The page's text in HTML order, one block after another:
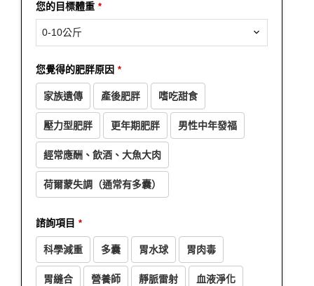
您的目標體重 *
0-10公斤
您覺得的肥胖原因 *
家族遺傳 產後肥胖 嗜吃甜食
壓力型肥胖 更年期肥胖 男性中年發福
經常應酬、飲酒、大魚大肉
荷爾蒙失調（通常有多囊）
諮詢項目 *
科學減重 多囊 胃水球 胃肉毒
胃縫合 營養師 靜脈雷射 血液淨化